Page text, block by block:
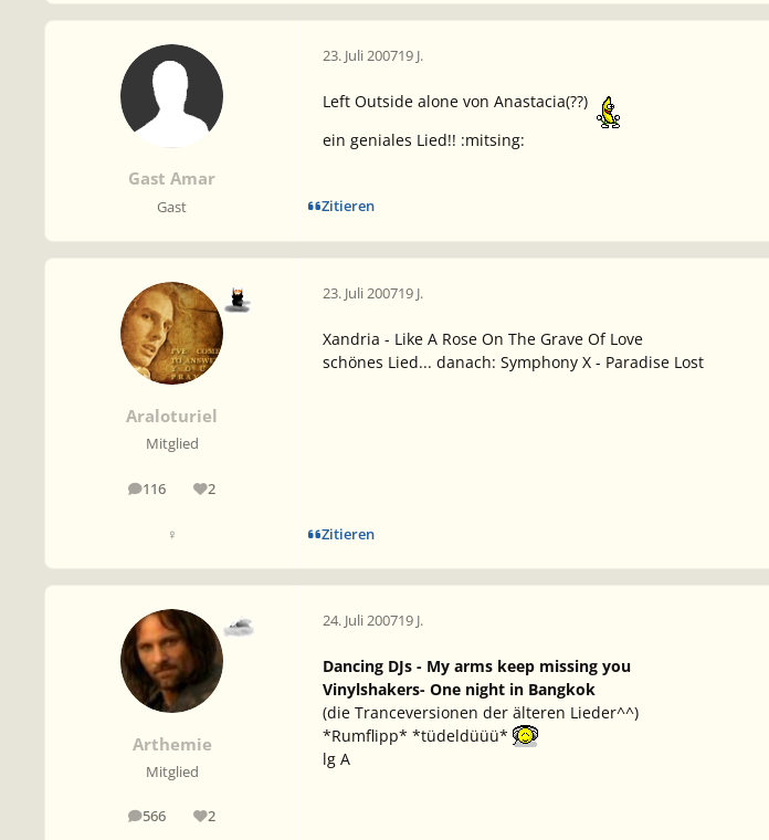
Gast Amar
Gast
23. Juli 200719 J.
Left Outside alone von Anastacia(??)
ein geniales Lied!! :mitsing:
Zitieren
Araloturiel
Mitglied
116
Beiträge 2
Reputation
♀
23. Juli 200719 J.
Xandria - Like A Rose On The Grave Of Love
schönes Lied... danach: Symphony X - Paradise Lost
Zitieren
Arthemie
Mitglied
566
Beiträge 2
Reputation
24. Juli 200719 J.
Dancing DJs - My arms keep missing you
Vinylshakers- One night in Bangkok
(die Tranceversionen der älteren Lieder^^)
*Rumflipp* *tüdeldüüü*
lg A